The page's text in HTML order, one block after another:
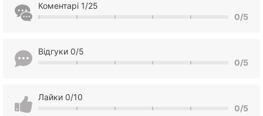
Коментарі 1/25
0/5
Відгуки 0/5
0/5
Лайки 0/10
0/5